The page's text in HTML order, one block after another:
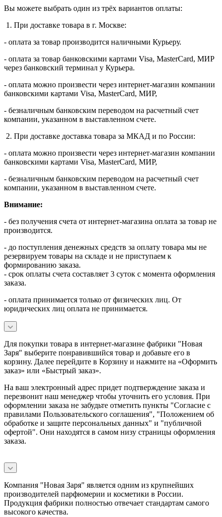
Вы можете выбрать один из трёх вариантов оплаты:
1. При доставке товара в г. Москве:
- оплата за товар производится наличными Курьеру.
- оплата за товар банковскими картами Visa, MasterСard, МИР
через банковский терминал у Курьера.
- оплата можно произвести через интернет-магазин компании
банковскими картами Visa, MasterСard, МИР,
- безналичным банковским переводом на расчетный счет
компании, указанном в выставленном счете.
2. При доставке доставка товара за МКАД и по России:
- оплата можно произвести через интернет-магазин компании
банковскими картами Visa, MasterСard, МИР,
- безналичным банковским переводом на расчетный счет
компании, указанном в выставленном счете.
Внимание:
- без получения счета от интернет-магазина оплата за товар не
производится.
- до поступления денежных средств за оплату товара мы не
резервируем товары на складе и не приступаем к
формированию заказа.
- срок оплаты счета составляет 3 суток с момента оформления
заказа.
- оплата принимается только от физических лиц. От
юридических лиц оплата не принимается.
Для покупки товара в интернет-магазине фабрики "Новая
Заря" выберите понравившийся товар и добавьте его в
корзину. Далее перейдите в Корзину и нажмите на «Оформить
заказ» или «Быстрый заказ».
На ваш электронный адрес придет подтверждение заказа и
перезвонит наш менеджер чтобы уточнить его условия. При
оформлении заказа не забудьте отметить пункты "Согласие с
правилами Пользовательского соглашения", "Положением об
обработке и защите персональных данных" и "публичной
офертой". Они находятся в самом низу страницы оформления
заказа.
Компания "Новая Заря" является одним из крупнейших
производителей парфюмерии и косметики в России.
Продукция фабрики полностью отвечает стандартам самого
высокого качества.